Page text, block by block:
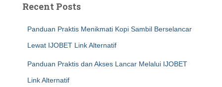
Recent Posts
Panduan Praktis Menikmati Kopi Sambil Berselancar
Lewat IJOBET Link Alternatif
Panduan Praktis dan Akses Lancar Melalui IJOBET
Link Alternatif